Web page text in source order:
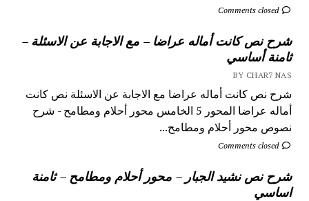
Comments closed
شرح نص كانت أماله عراضا – مع الاجابة عن الاسئلة –
ثامنة أساسي
BY CHAR7 NAS
شرح نص كانت أماله عراضا مع الاجابة عن الاسئلة نص كانت
أماله عراضا المحور 5 الخامس محور أحلام ومطامح - شرح
نصوص محور أحلام ومطامح...
Comments closed
شرح نص نشيد الجبار – محور أحلام ومطامح – ثامنة
اساسي